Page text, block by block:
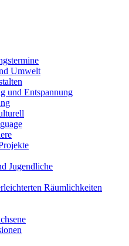
Umwelt
und Entspannung
Jugendliche
Räumlichkeiten